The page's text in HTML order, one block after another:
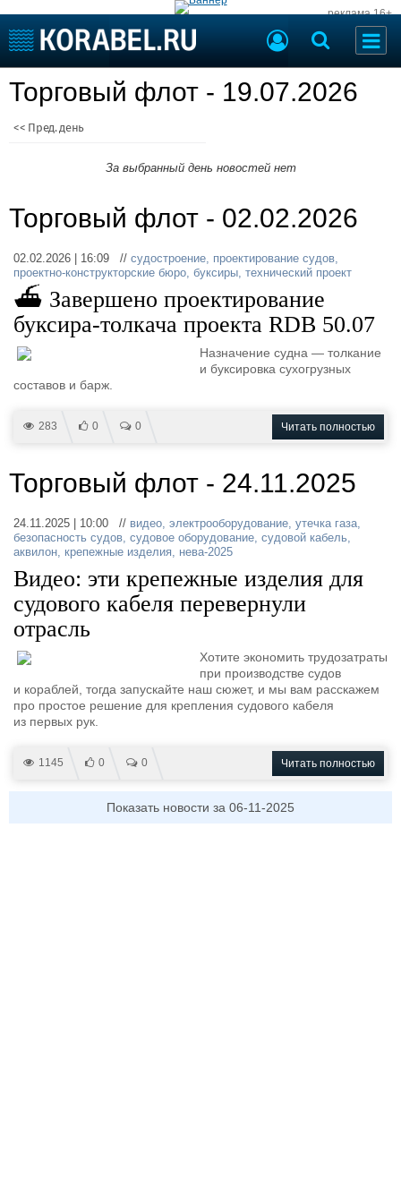
реклама 16+
Судоходство
Судоремонт
Пресс-релизы
Яхты и катера
Еще
Судостроение
Пульс
Новости
Компании
Репутация
Крюинг
Торговая площадка
Продажа флота
Оборудование
Изделия
Материалы
Конференции
Личности
Словарь
Флот
Форум
Отзывы
Все службы
Торговый флот - 19.07.2026
<< Пред. день
За выбранный день новостей нет
Торговый флот - 02.02.2026
02.02.2026 | 16:09 // судостроение, проектирование судов,
проектно-конструкторские бюро, буксиры, технический проект
⛴ Завершено проектирование
буксира-толкача проекта RDB 50.07
Назначение судна — толкание
и буксировка сухогрузных
составов и барж.
283 0 0 Читать полностью
Торговый флот - 24.11.2025
24.11.2025 | 10:00 // видео, электрооборудование, утечка газа,
безопасность судов, судовое оборудование, судовой кабель,
аквилон, крепежные изделия, нева-2025
Видео: эти крепежные изделия для
судового кабеля перевернули
отрасль
Хотите экономить трудозатраты
при производстве судов
и кораблей, тогда запускайте наш сюжет, и мы вам расскажем
про простое решение для крепления судового кабеля
из первых рук.
1145 0 0 Читать полностью
Показать новости за 06-11-2025